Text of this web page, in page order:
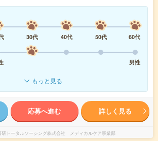
30代 40代 50代
60代
男性
もっと見る
応募へ進む 詳しく見る
研トータルソーシング株式会社 メディカルケア事業部